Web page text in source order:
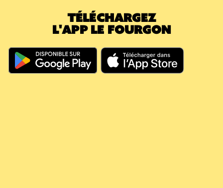
TÉLÉCHARGEZ
L'APP LE FOURGON